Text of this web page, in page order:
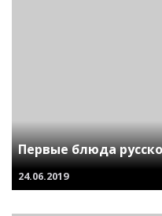
Первые блюда
24.06.2019